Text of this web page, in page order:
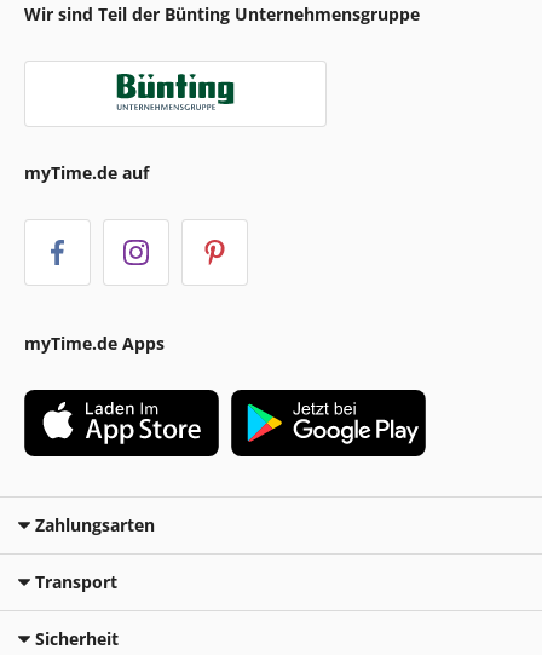
Wir sind Teil der Bünting Unternehmensgruppe
myTime.de auf
myTime.de Apps
Zahlungsarten
Transport
Sicherheit